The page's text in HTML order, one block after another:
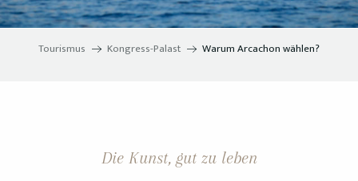
Tourismus Kongress-Palast Warum Arcachon wählen?
Die Kunst, gut zu leben